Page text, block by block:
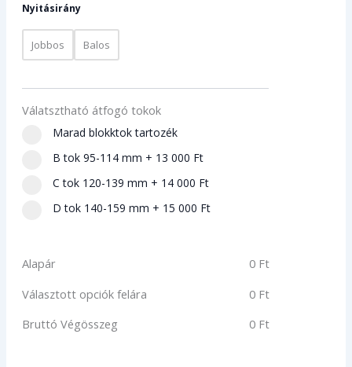
Nyitásirány
Jobbos Balos
Válatsztható átfogó tokok
Marad blokktok tartozék
B tok 95-114 mm + 13 000 Ft
C tok 120-139 mm + 14 000 Ft
D tok 140-159 mm + 15 000 Ft
Alapár 0 Ft
Választott opciók felára
0 Ft
Bruttó Végösszeg
0 Ft
cm
Antracit
Tölgy
teli
beltéri
ajtó
mennyiség